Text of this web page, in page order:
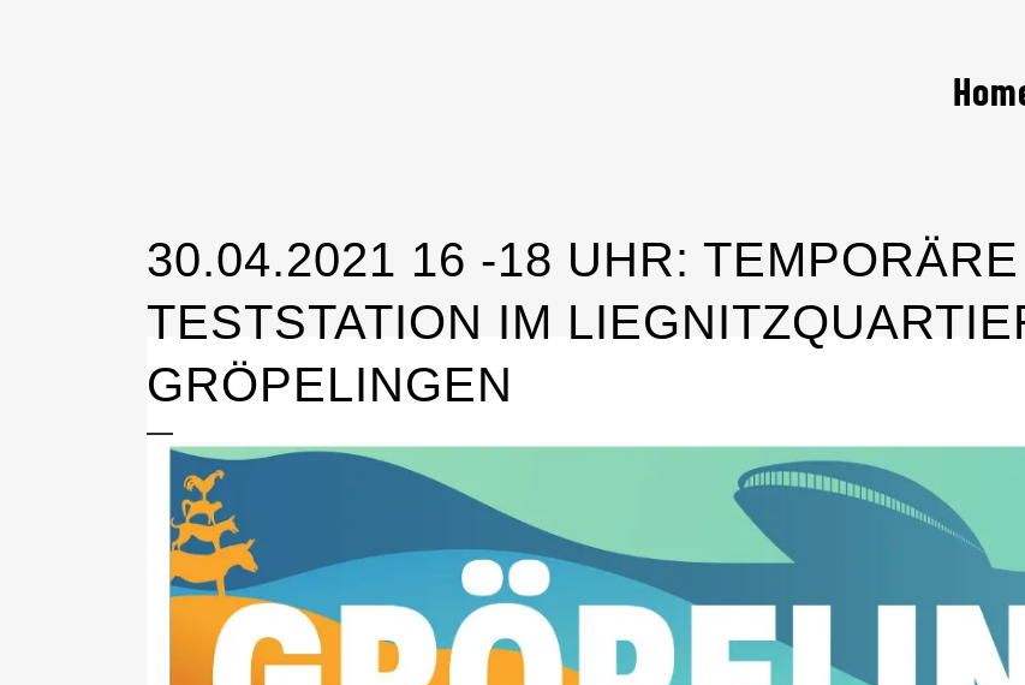
30.04.2021 16 -18 UHR:
TESTSTATION IM
GRÖPELINGEN